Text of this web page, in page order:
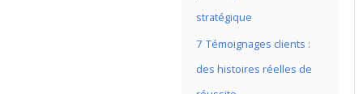
stratégique
7 Témoignages clients :
des histoires réelles de